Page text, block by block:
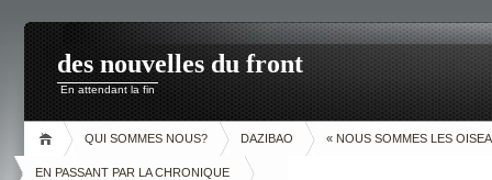
des nouvelles du front
En attendant la fin
QUI SOMMES NOUS? DAZIBAO « NOUS SOMMES LES
EN PASSANT PAR LA CHRONIQUE